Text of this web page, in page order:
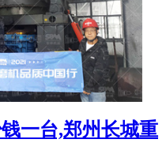
一台,郑州长城重